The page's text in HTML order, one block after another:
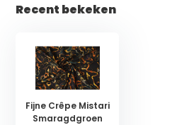
Recent bekeken
Fijne Crêpe Mistari
Smaragdgroen